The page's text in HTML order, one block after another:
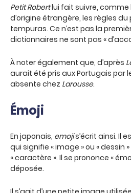
Petit Robertlui fait suivre,
d’origine étrangère, les règles
tempuras. Ce n’est pas la
dictionnaires ne sont pas «
À noter également que, d’après
aurait été pris aux Portugais par
absente chez Larousse.
Émoji
En japonais, emojis’écrit ainsi. Il
qui signifie « image » ou « dessin
« caractère ». Il se prononce «
déposée.